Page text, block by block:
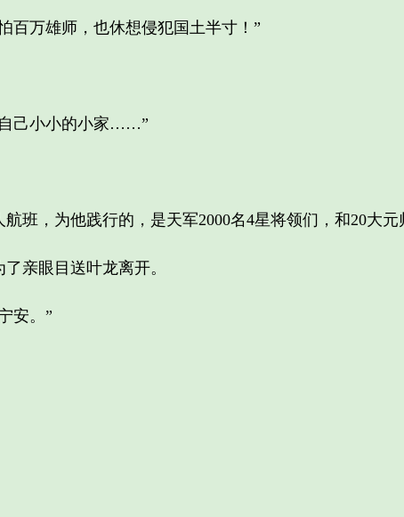
万雄师，也休想侵犯国土半寸！”
己小小的小家……”
，为他践行的，是天军2000名4星将领们，和20大元
亲眼目送叶龙离开。
安。”